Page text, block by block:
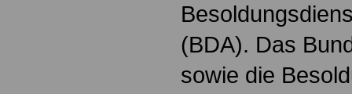
(BDA). Das
sowie die